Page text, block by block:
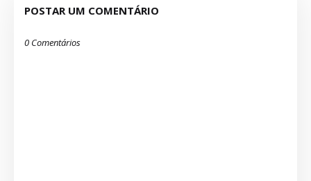
POSTAR UM COMENTÁRIO
0 Comentários